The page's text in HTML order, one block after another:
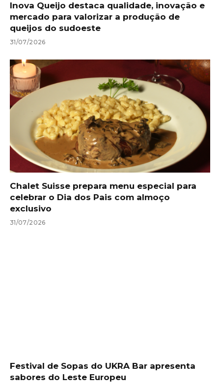
Inova Queijo destaca qualidade, inovação e
mercado para valorizar a produção de
queijos do sudoeste
31/07/2026
Chalet Suisse prepara menu especial para
celebrar o Dia dos Pais com almoço
exclusivo
31/07/2026
Festival de Sopas do UKRA Bar apresenta
sabores do Leste Europeu